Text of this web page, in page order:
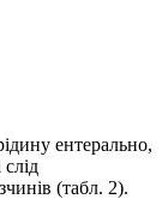
ентерально,
слід
(табл. 2).